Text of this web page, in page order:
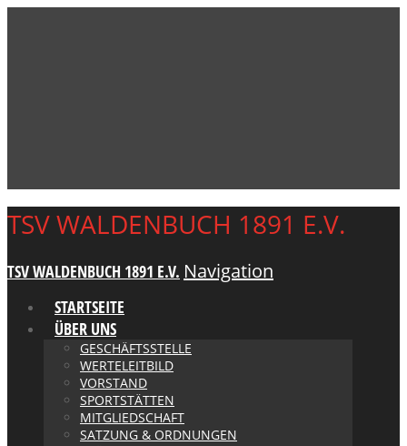
TSV WALDENBUCH 1891 E.V.
TSV WALDENBUCH 1891 E.V. Navigation
STARTSEITE
ÜBER UNS
GESCHÄFTSSTELLE
WERTELEITBILD
VORSTAND
SPORTSTÄTTEN
MITGLIEDSCHAFT
SATZUNG & ORDNUNGEN